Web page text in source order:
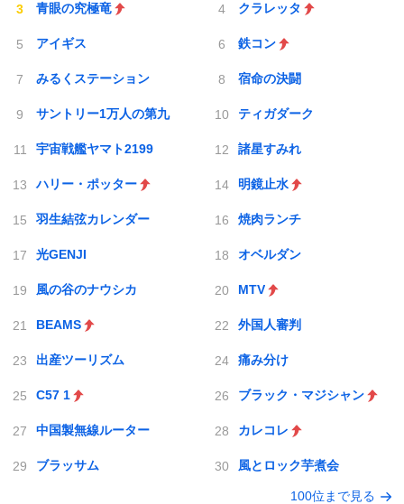
青眼の究極竜 クラレッタ
アイギス 鉄コン
みるくステーション 宿命の決闘
サントリー1万人の第九 ティガダーク
宇宙戦艦ヤマト2199 諸星すみれ
ハリー・ポッター 明鏡止水
羽生結弦カレンダー 焼肉ランチ
光GENJI オベルダン
風の谷のナウシカ MTV
BEAMS 外国人審判
出産ツーリズム 痛み分け
C57 1 ブラック・マジシャン
中国製無線ルーター カレコレ
ブラッサム 風とロック芋煮会
100位まで見る